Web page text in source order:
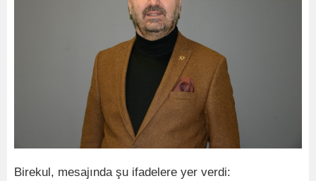
Birekul, mesajında şu ifadelere yer verdi: